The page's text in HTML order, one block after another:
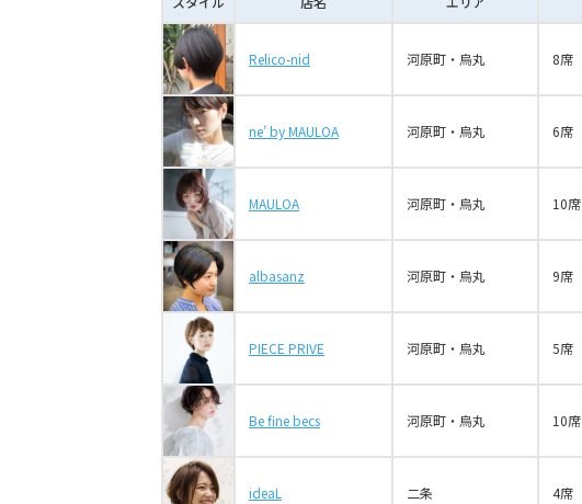
Relico-nid 河原町・烏丸 8席
ne’ by MAULOA 河原町・烏丸 6席
MAULOA 河原町・烏丸 10席
albasanz 河原町・烏丸 9席
PIECE PRIVE 河原町・烏丸 5席
Be fine becs 河原町・烏丸 10席
ideaL 二条 4席